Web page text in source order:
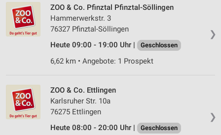
❯
ZOO & Co. Pfinztal Pfinztal-Söllingen
Hammerwerkstr. 3
76327 Pfinztal-Söllingen
Heute 09:00 - 19:00 Uhr |
Geschlossen
6,62 km • Angebote: 1 Prospekt
❯
ZOO & Co. Ettlingen
Karlsruher Str. 10a
76275 Ettlingen
Heute 08:00 - 20:00 Uhr |
Geschlossen
Verwendung von Profilen zur Auswahl
personalisierter Inhalte
Messung der Werbeleistung
Messung der Performance von Inhalten
Quellen
Entwicklung und Verbesserung der Angebote
Verwendung reduzierter Daten zur Auswahl von